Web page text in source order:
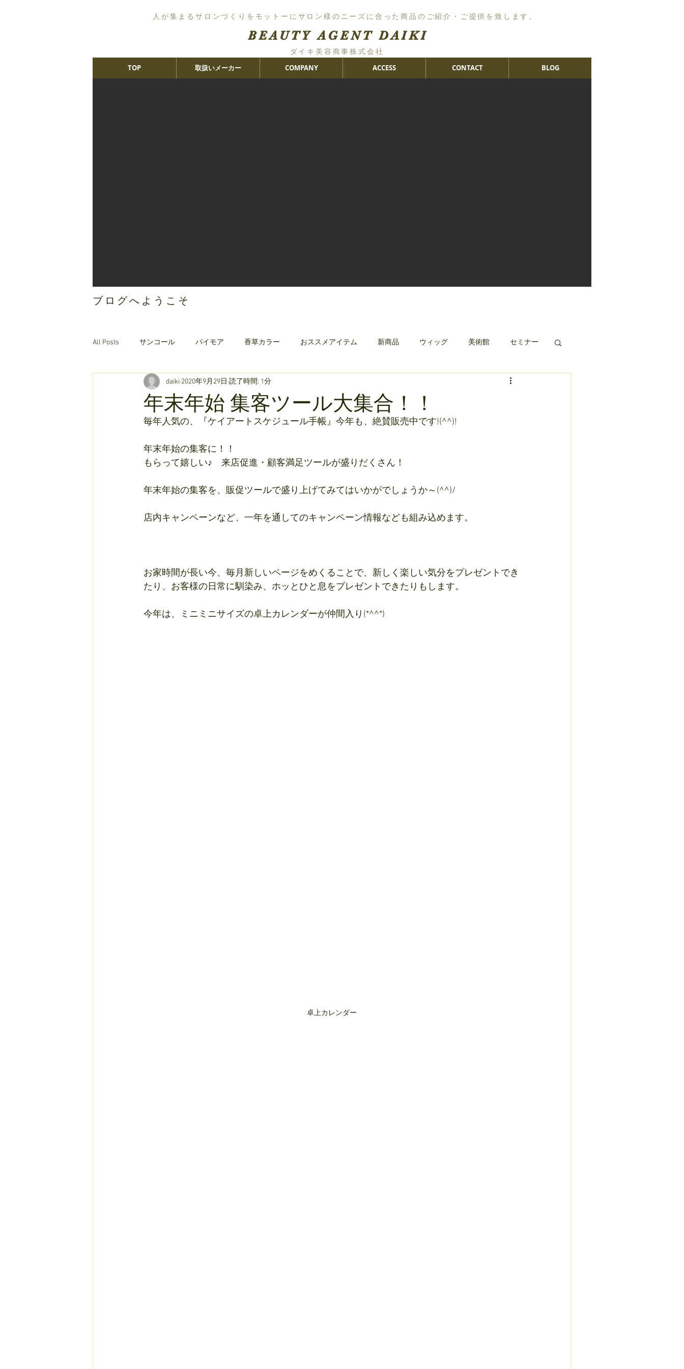
人が集まるサロンづくりをモットーにサロン様のニーズに合った商品のご紹介・ご提供を致します。
BEAUTY AGENT DAIKI
TOP 取扱いメーカー COMPANY ACCESS CONTACT BLOG
ダイキ美容商事株式会社
ブログへようこそ
All Posts サンコール パイモア 香草カラー おススメアイテム 新商品 ウィッグ 美術館 セミナー
オリジナルヘアケア クリレージュ
年末年始 集客ツール大集合！！
daiki 2020年9月29日 読了時間: 1分
毎年人気の、『ケイアートスケジュール手帳』今年も、絶賛販売中です!(^^)!
年末年始の集客に！！
もらって嬉しい♪　来店促進・顧客満足ツールが盛りだくさん！
年末年始の集客を、販促ツールで盛り上げてみてはいかがでしょうか～(^^)/
店内キャンペーンなど、一年を通してのキャンペーン情報なども組み込めます。
お家時間が長い今、毎月新しいページをめくることで、新しく楽しい気分をプレゼントでき
たり、お客様の日常に馴染み、ホッとひと息をプレゼントできたりもします。
今年は、ミニミニサイズの卓上カレンダーが仲間入り(*^^*)
卓上カレンダー